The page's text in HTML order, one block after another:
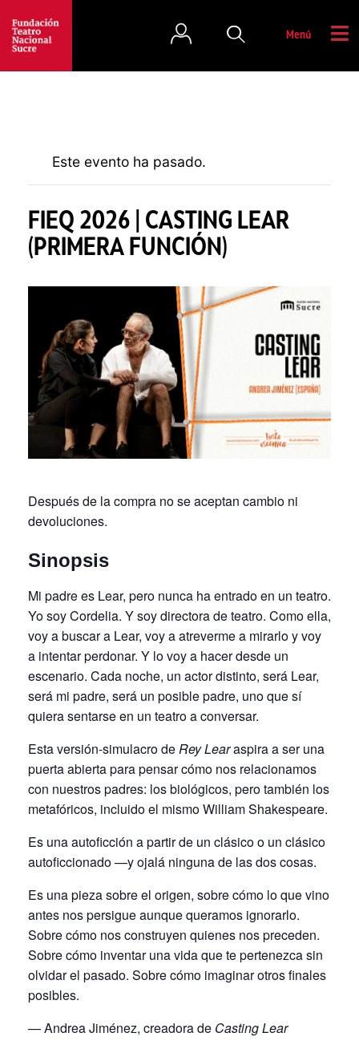
Menú
Este evento ha pasado.
FIEQ 2026 | CASTING LEAR
(PRIMERA FUNCIÓN)
Después de la compra no se aceptan cambio ni
devoluciones.
Sinopsis
Mi padre es Lear, pero nunca ha entrado en un teatro.
Yo soy Cordelia. Y soy directora de teatro. Como ella,
voy a buscar a Lear, voy a atreverme a mirarlo y voy
a intentar perdonar. Y lo voy a hacer desde un
escenario. Cada noche, un actor distinto, será Lear,
será mi padre, será un posible padre, uno que sí
quiera sentarse en un teatro a conversar.
Esta versión-simulacro deRey Learaspira a ser una
puerta abierta para pensar cómo nos relacionamos
con nuestros padres: los biológicos, pero también los
metafóricos, incluido el mismo William Shakespeare.
Es una autoficción a partir de un clásico o un clásico
autoficcionado —y ojalá ninguna de las dos cosas.
Es una pieza sobre el origen, sobre cómo lo que vino
antes nos persigue aunque queramos ignorarlo.
Sobre cómo nos construyen quienes nos preceden.
Sobre cómo inventar una vida que te pertenezca sin
olvidar el pasado. Sobre cómo imaginar otros finales
posibles.
— Andrea Jiménez, creadora de Casting Lear